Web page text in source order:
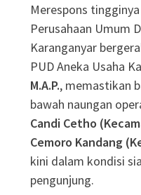
Merespons
Perusahaan Umum
Karanganyar
PUD Aneka Usaha
M.A.P., memastikan
bawah naungan
Candi Cetho
Cemoro Kandang
kini dalam kondisi
pengunjung.